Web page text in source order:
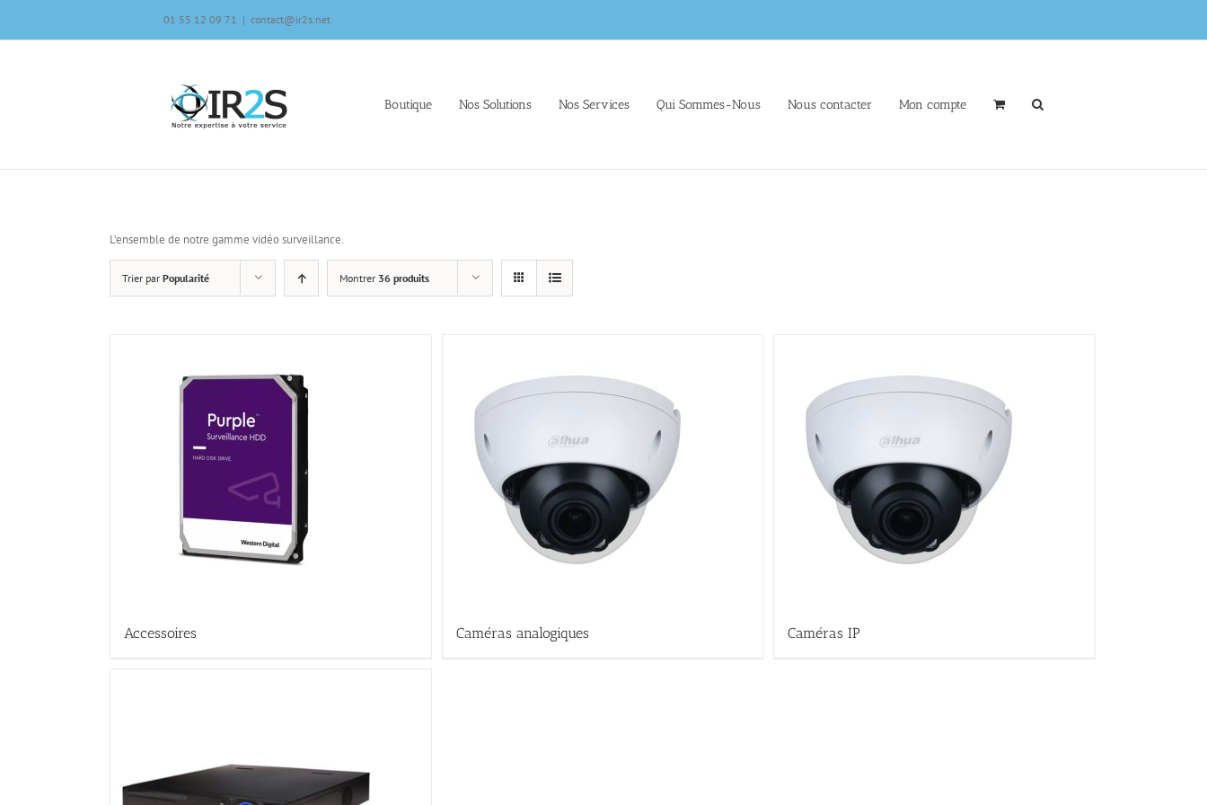
content
01 55 12 09 71 | contact@ir2s.net
Boutique Nos Solutions Nos Services Qui Sommes-Nous Nous contacter Mon compte
L’ensemble de notre gamme vidéo surveillance.
Trier par Popularité Montrer 36 produits
Accessoires Caméras analogiques Caméras IP